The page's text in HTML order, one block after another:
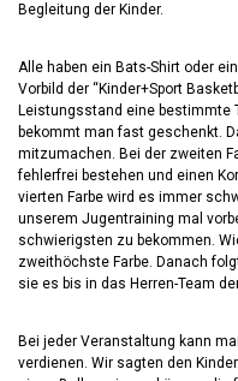
Begleitung der Kinder.
Alle haben ein Bats-Shirt oder
Vorbild der “Kinder+Sport
Leistungsstand eine bestimmte
bekommt man fast geschenkt.
mitzumachen. Bei der zweiten
fehlerfrei bestehen und einen
vierten Farbe wird es immer
unserem Jugentraining mal
schwierigsten zu bekommen.
zweithöchste Farbe. Danach
sie es bis in das Herren-Team
Bei jeder Veranstaltung kann
verdienen. Wir sagten den